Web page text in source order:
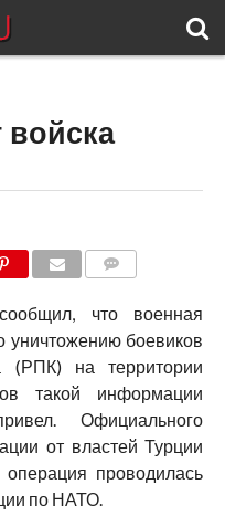
что военная
уничтожению боевиков
(РПК) на территории
такой информации
Официального
от властей Турции
проводилась
по НАТО.